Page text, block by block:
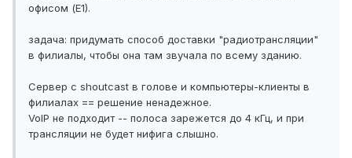
офисом (Е1).
задача: придумать способ доставки "радиотрансляции"
в филиалы, чтобы она там звучала по всему зданию.
Сервер с shoutcast в голове и компьютеры-клиенты в
филиалах == решение ненадежное.
VoIP не подходит -- полоса зарежется до 4 кГц, и при
трансляции не будет нифига слышно.